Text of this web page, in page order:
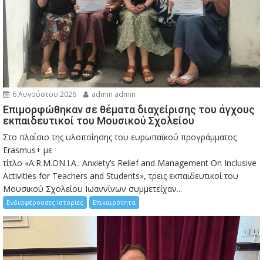
6 Αυγούστου 2026 admin admin
Eπιμορφώθηκαν σε θέματα διαχείρισης του άγχους
εκπαιδευτικοί του Μουσικού Σχολείου
Στο πλαίσιο της υλοποίησης του ευρωπαϊκού προγράμματος
Erasmus+ με
τίτλο «A.R.M.ON.I.A.: Anxiety’s Relief and Management On Inclusive
Activities for Teachers and Students», τρεις εκπαιδευτικοί του
Μουσικού Σχολείου Ιωαννίνων συμμετείχαν...
Ενδιαφέρουσες Ιστορίες Επικαιρότητα